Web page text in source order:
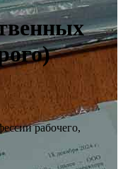
рабочего,